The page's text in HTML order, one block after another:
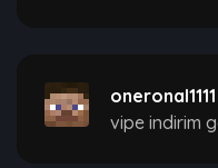
oneronal1111
vipe indirim